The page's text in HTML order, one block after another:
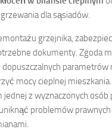
dla sąsiadów.
grzejnika,
dokumenty. Zgoda
parametrów
mocy cieplnej
z wyznaczonych osób
problemów